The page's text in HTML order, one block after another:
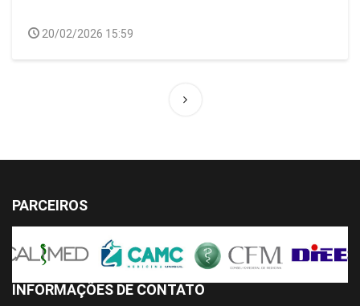
20/02/2026 15:59
PARCEIROS
INFORMAÇÕES DE CONTATO